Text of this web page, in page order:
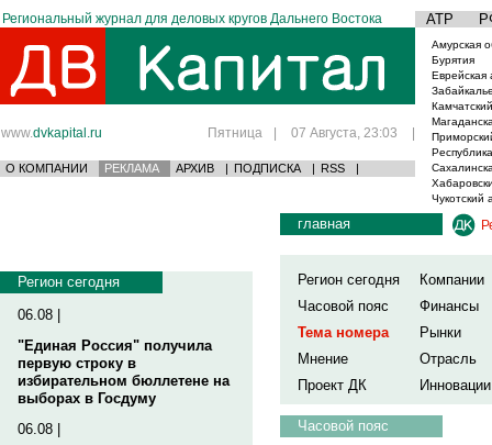
Региональный журнал для деловых кругов Дальнего Востока АТР
www.dvkapital.ru Пятница | 07 Августа, 23:03 |
О КОМПАНИИ РЕКЛАМА АРХИВ | ПОДПИСКА | RSS |
Амурская
Бурятия
Еврейская
Чукотский
Регион сегодня
06.08 |
"Единая Россия" получила
первую строку в
избирательном бюллетене на
выборах в Госдуму
06.08 |
главная
Регион сегодня
Компании
Часовой пояс
Финансы
Тема номера
Рынки
Мнение
Отрасль
Проект ДК
Инновации
Часовой пояс